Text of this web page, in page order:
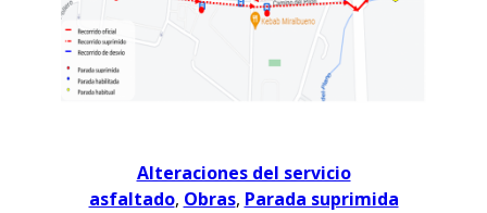
Alteraciones del servicio
asfaltado, Obras, Parada suprimida